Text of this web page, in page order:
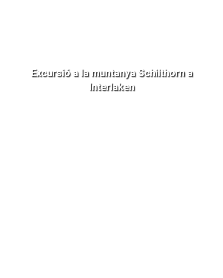
Excursió a la muntanya Schilthorn a
Interlaken